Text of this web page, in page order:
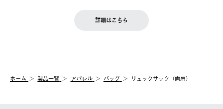
【配送業者】
佐川急便にて配送されます。
お客様都合の返品にかかる送料は、お客様ご負担とさせていただ
む）は受け付けておりません。
一度お手元の商品を返品いただき、ご希望商品を再注文してくだ
LOGOS FAMILY会員の方は、会員マイページ内 購入履歴画面に
詳細はこちら
ホーム 製品一覧 アパレル バッグ リュックサック（両肩）